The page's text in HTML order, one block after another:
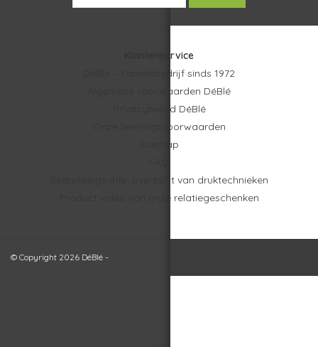
Klantenservice
DéBlé – Familiebedrijf sinds 1972
Algemene voorwaarden DéBlé
Privacybeleid DéBlé
Onze leveringsvoorwaarden
Sitemap
Bedrukkings-info: overzicht van druktechnieken
Product video van onze relatiegeschenken
© Copyright 2026 DéBlé -